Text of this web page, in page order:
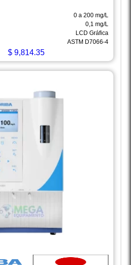
0 a 200 mg/L
0,1 mg/L
LCD Gráfica
ASTM D7066-4
$9,814.35